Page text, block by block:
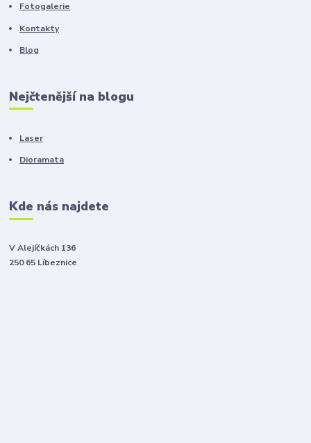
Fotogalerie
Kontakty
Blog
Nejčtenější na blogu
Laser
Dioramata
Kde nás najdete
V Alejíčkách 136
250 65 Líbeznice